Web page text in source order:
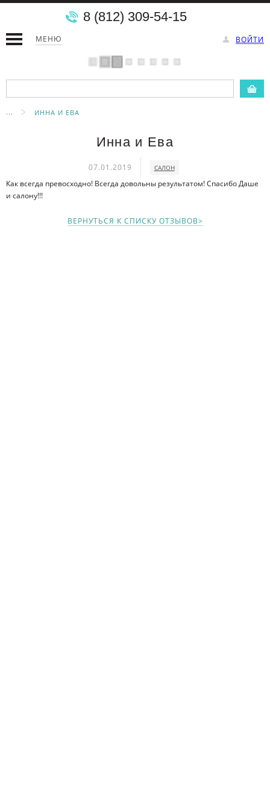
МЕНЮ ВОЙТИ
8 (812) 309-54-15
... ИННА И ЕВА
Инна и Ева
07.01.2019 САЛОН
Как всегда превосходно! Всегда довольны результатом! Спасибо Даше
и салону!!!
ВЕРНУТЬСЯ К СПИСКУ ОТЗЫВОВ